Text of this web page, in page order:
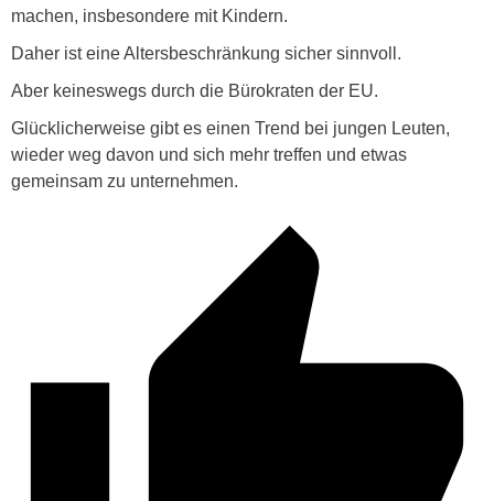
machen, insbesondere mit Kindern.
Daher ist eine Altersbeschränkung sicher sinnvoll.
Aber keineswegs durch die Bürokraten der EU.
Glücklicherweise gibt es einen Trend bei jungen Leuten,
wieder weg davon und sich mehr treffen und etwas
gemeinsam zu unternehmen.